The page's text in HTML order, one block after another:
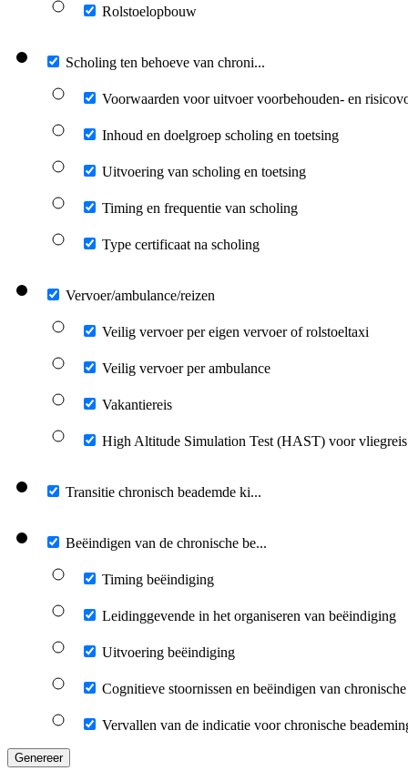
Rolstoelopbouw
Scholing ten behoeve van chroni...
Voorwaarden voor uitvoer voorbehouden- en
Inhoud en doelgroep scholing en toetsing
Uitvoering van scholing en toetsing
Timing en frequentie van scholing
Type certificaat na scholing
Vervoer/ambulance/reizen
Veilig vervoer per eigen vervoer of rolstoeltaxi
Veilig vervoer per ambulance
Vakantiereis
High Altitude Simulation Test (HAST) voor vliegreis
Transitie chronisch beademde ki...
Beëindigen van de chronische be...
Timing beëindiging
Leidinggevende in het organiseren van beëindiging
Uitvoering beëindiging
Cognitieve stoornissen en beëindigen van
Vervallen van de indicatie voor chronische
Genereer